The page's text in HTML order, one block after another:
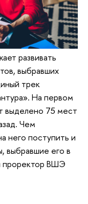
развивать
выбравших
трек
На первом
выделено 75 мест
Чем
него поступить и
выбравшие его в
проректор ВШЭ